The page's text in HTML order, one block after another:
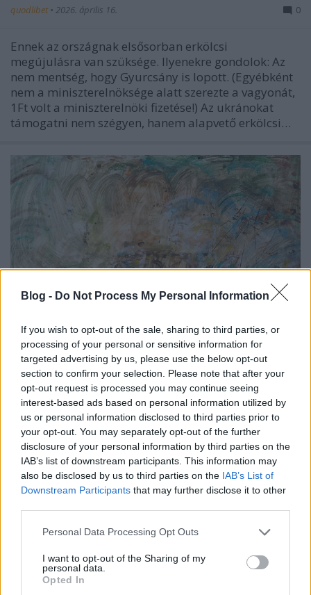
Blog - Do Not Process My Personal Information
If you wish to opt-out of the sale, sharing to third parties, or
processing of your personal or sensitive information for
targeted advertising by us, please use the below opt-out
section to confirm your selection. Please note that after your
opt-out request is processed you may continue seeing
interest-based ads based on personal information utilized by
us or personal information disclosed to third parties prior to
your opt-out. You may separately opt-out of the further
disclosure of your personal information by third parties on the
IAB’s list of downstream participants. This information may
also be disclosed by us to third parties on the IAB’s List of
Downstream Participants that may further disclose it to other
Please note that this website/app uses one or more Google
not limited to your visit or usage behaviour. You may click to
grant or deny consent to Google and its third-party tags to
use your data for below specified purposes in below Google
Personal Data Processing Opt Outs
I want to opt-out of the Sharing of my
personal data.
Opted In
quodlibet • 2026. április 16. 0
Ennek az országnak elsősorban erkölcsi
megújulásra van szüksége. Ilyenekre gondolok: Az
nem mentség, hogy Gyurcsány is lopott. (Egyébként
nem a miniszterelnöksége alatt szerezte a vagyonát,
1Ft volt a miniszterelnöki fizetése!) Az ukránokat
támogatni nem szégyen, hanem alapvető erkölcsi…
Játszótéren
quodlibet• 2024. május 30.
A játszótéren egy nagyfiú ütni kezd egy kisebbet egy
sodrófával, és közben röhög. Mi a helyes ilyenkor? Én
három álláspontot látok körvonalazódni a neten
aktív magyar közönség körében:1. Vujity Tvrtko,
Puzsér Róbert és mások véleménye: az a hibás aki